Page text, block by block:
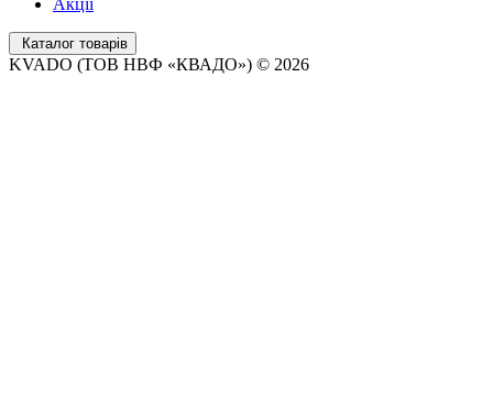
Акції
Каталог товарів
KVADO (ТОВ НВФ «КВАДО») © 2026